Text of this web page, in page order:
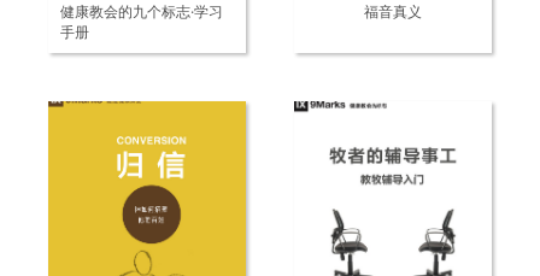
健康教会的九个标志·学习
手册
福音真义